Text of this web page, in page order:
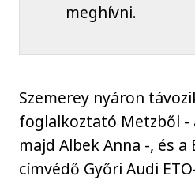
meghívni.
Szemerey nyáron
foglalkoztató Metzből -
majd Albek Anna -, és
címvédő Győri Audi